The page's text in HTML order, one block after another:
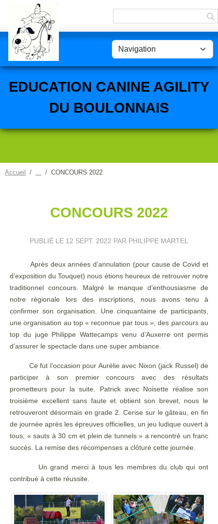
EDUCATION CANINE AGILITY
DU BOULONNAIS
Accueil CONCOURS 2022
CONCOURS 2022
PUBLIÉ LE 12 SEPT. 2022 PAR PHILIPPE MARTEL
Après deux années d’annulation (pour cause de Covid et
d’exposition du Touquet) nous étions heureux de retrouver notre
traditionnel concours. Malgré le manque d’enthousiasme de
notre régionale lors des inscriptions, nous avons tenu à
confirmer son organisation. Une cinquantaine de participants,
une organisation au top « reconnue par tous », des parcours au
top du juge Philippe Wattecamps venu d’Auxerre ont permis
d’assurer le spectacle dans une super ambiance.
Ce fut l’occasion pour Aurélie avec Nixon (jack Russel) de
participer à son premier concours avec des résultats
prometteurs pour la suite. Patrick avec Noisette réalise son
troisième excellent sans faute et obtient son brevet, nous le
retrouveront désormais en grade 2. Cerise sur le gâteau, en fin
de journée après les épreuves officielles, un jeu ludique ouvert à
tous, « sauts à 30 cm et plein de tunnels » a rencontré un franc
succès. La remise des récompenses a clôturé cette journée.
Un grand merci à tous les membres du club qui ont
contribué à cette réussite.
Panneau de gestion des cookies